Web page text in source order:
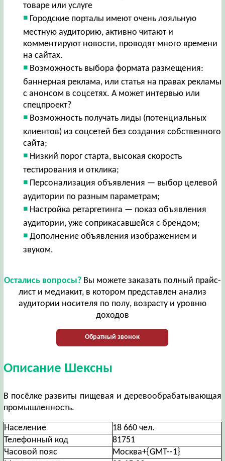
товаре или услуге
Городские порталы имеют очень лояльную
местную аудиторию, активно читают и
комментируют новости, проводят много времени
на сайтах.
Возможность выбора формата размещения:
баннерная реклама, или статья на правах рекламы
с анонсом в соцсетях. А может интервью или
спецпроект?
Возможность получать лиды (потенциальных
клиентов) из соцсетей без создания собственного
сайта;
Низкий порог старта, высокая скорость
тестирования и отклика;
Персонализация объявления — выбор целевой
аудитории по разным параметрам;
Настройка ретаргетинга — показ объявления
аудитории, уже соприкасавшейся с брендом;
Дополнение объявления изображением и
звуком.
Остались вопросы?Вы можете заказать полный прайс-
лист и медиакит, в котором представлен анализ
аудитории носителя по полу, возрасту и уровню
доходов
Обратный звонок
Описание Шексны
В посёлке развиты пищевая и деревообрабатывающая
промышленность.
Население
18 660 чел.
Телефонный код
81751
Часовой пояс
Москва+{GMT--1}